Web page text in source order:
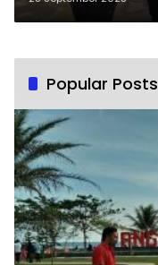
Popular Posts